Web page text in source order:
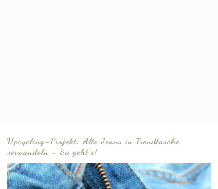
Upcycling-Projekt: Alte Jeans in Trendtasche
verwandeln - So geht's!